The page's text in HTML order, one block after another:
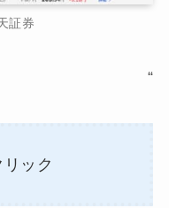
証券
“
ック